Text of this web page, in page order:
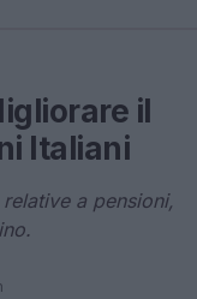
il
Italiani
a pensioni,